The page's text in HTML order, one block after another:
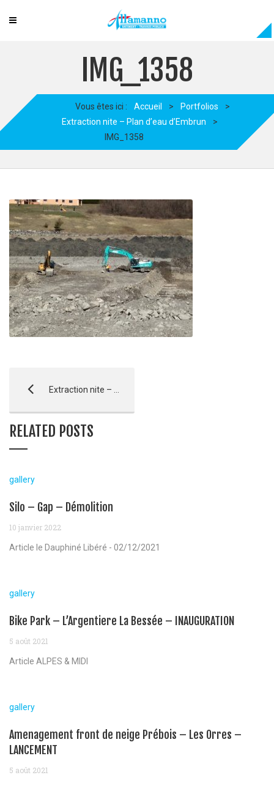
IMG_1358
Vous êtes ici : Accueil > Portfolios
>
Extraction nite – Plan d’eau d’Embrun
>
IMG_1358
Extraction nite – Plan d’eau d’Embrun
RELATED POSTS
gallery
Silo – Gap – Démolition
10 janvier 2022
Article le Dauphiné Libéré - 02/12/2021
gallery
Bike Park – L’Argentiere La Bessée – INAUGURATION
5 août 2021
Article ALPES & MIDI
gallery
Amenagement front de neige Prébois – Les Orres –
LANCEMENT
5 août 2021